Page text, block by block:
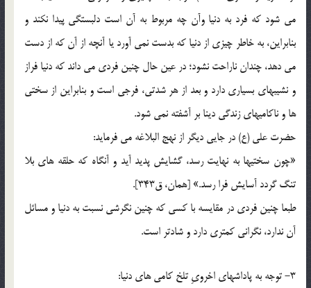
مي شود که فرد به دنيا وآن چه مربوط به آن است دلبستگي پيدا نکند و
بنابراين، به خاطر چيزي از دنيا که بدست نمي آورد يا آنچه از آن که از دست
مي دهد، چندان ناراحت نشود؛ در عين حال چنين فردي مي داند که دنيا فراز
و نشيبهاي بسياري دارد و بعد از هر شدتي، فرجي است و بنابراين از سختي
ها و ناکاميهاي زندگي دينا بر آشفته نمي شود.
حضرت علي (ع) در جايي ديگر از نهج البلاغه مي فرمايد:
«چون سختيها به نهايت رسد، گشايش پديد آيد و آنگاه که حلقه هاي بلا
تنگ گردد آسايش فرا رسد.» [همان، ق343].
طبعا چنين فردي در مقايسه با کسي که چنين نگرشي نسبت به دنيا و مسائل
آن ندارد، نگراني کمتري دارد و شادتر است.
3- توجه به پاداشهاي اخرويِ تلخ کامي هاي دنيا: